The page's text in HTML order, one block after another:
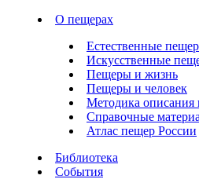
О пещерах
Естественные
Искусственные
Пещеры и жизнь
Пещеры и человек
Методика описания
Справочные
Атлас пещер России
Библиотека
События